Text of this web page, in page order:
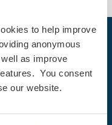
to help improve
anonymous
as improve
You consent
our website.
hoy
Workaway para
con más de 50